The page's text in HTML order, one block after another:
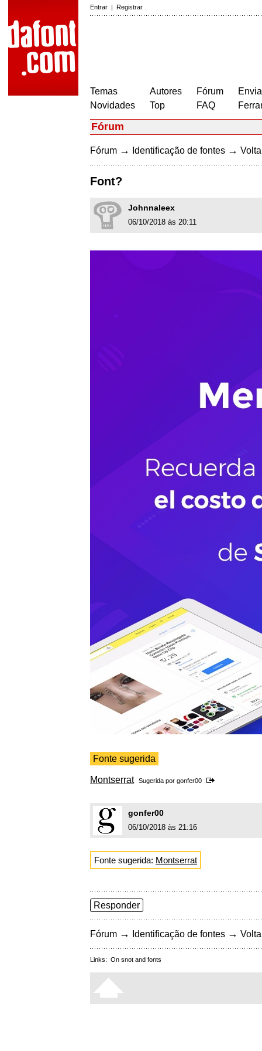
Entrar | Registrar
Temas
Novidades
Autores
Top
Fórum
FAQ
Fórum
Fórum → Identificação de fontes →
Font?
Johnnaleex
06/10/2018 às 20:11
Fonte sugerida
Montserrat Sugerida por gonfer00
gonfer00
06/10/2018 às 21:16
Fonte sugerida: Montserrat
Responder
Fórum → Identificação de fontes →
Links: On snot and fonts